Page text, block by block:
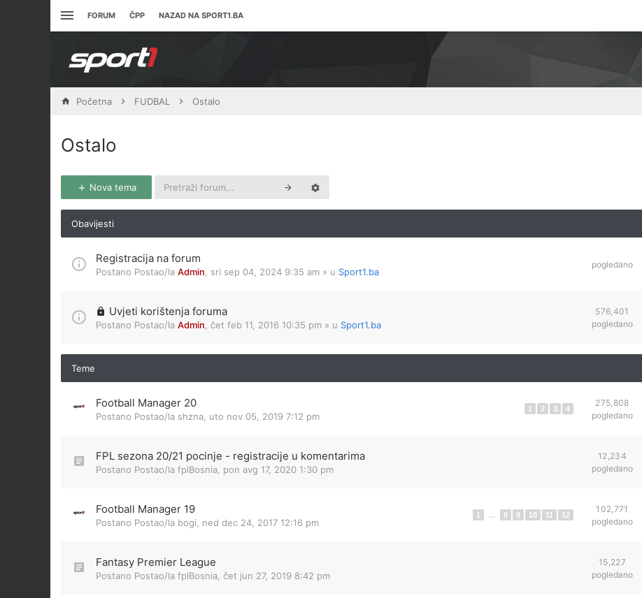
FORUM ČPP NAZAD NA SPORT1.BA
Početna FUDBAL Ostalo
Ostalo
Nova tema
Obavijesti
Registracija na forum
Postano Postao/la Admin sri sep 04, 2024 9:35 am » u Sport1.ba
pogledano
Uvjeti korištenja foruma
Postano Postao/la Admin čet feb 11, 2016 10:35 pm » u Sport1.ba
576,401
pogledano
Teme
Football Manager 20
Postano Postao/la shzna uto nov 05, 2019 7:12 pm
1 2 3 4
275,808
pogledano
FPL sezona 20/21 pocinje - registracije u komentarima
Postano Postao/la fplBosnia pon avg 17, 2020 1:30 pm
12,234
pogledano
Football Manager 19
Postano Postao/la bogi ned dec 24, 2017 12:16 pm
1 ... 8 9 10 11 12
102,771
pogledano
Fantasy Premier League
Postano Postao/la fplBosnia čet jun 27, 2019 8:42 pm
15,227
pogledano